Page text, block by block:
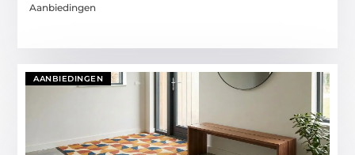
Aanbiedingen
AANBIEDINGEN